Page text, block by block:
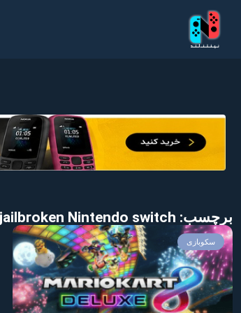
برچسب: Download Mario Kart 8 Deluxe for jailbroken Nintendo switch
سکوبازی